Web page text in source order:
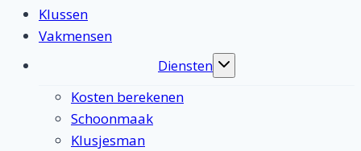
Klussen
Vakmensen
Diensten
Toggle
Kosten berekenen
Schoonmaak
Klusjesman